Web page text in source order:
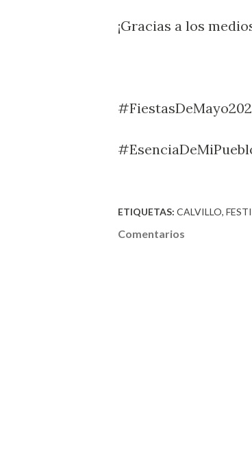
¡Gracias a los
ETIQUETAS: CALVILLO
Comentarios